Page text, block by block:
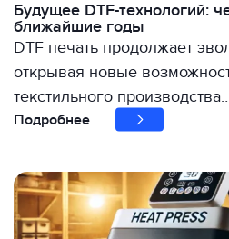
Будущее DTF-технологий:
ближайшие годы
DTF печать продолжает
открывая новые
текстильного
Подробнее